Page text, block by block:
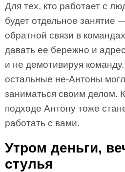
Для тех, кто работает с
будет отдельное занятие
обратной связи в
давать ее бережно и
и не демотивируя
остальные не-Антоны
заниматься своим делом.
подходе Антону тоже
работать с вами.
Утром деньги,
стулья